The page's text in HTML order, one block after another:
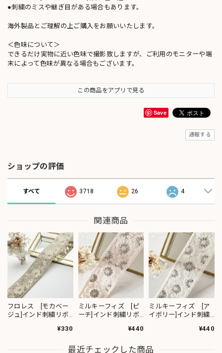
●刺繍のミスや継ぎ目がある場合もあります。
海外製品とご理解の上ご購入をお願いいたします。
＜色味について＞
できるだけ実物に近い色味で撮影致しますが、ご利用のモニターや端
末によって色味が異なる場合もございます。
この商品をアプリで見る
Save
通報する
ショップの評価
すべて 3718 26 4
関連商品
フロレス [モカベー
ジュ]インド刺繍リボ
¥330
ミルキーフィズ [ピ
ーチ]インド刺繍リボ
¥440
ミルキーフィズ [ア
イボリー]インド刺繍
¥440
最近チェックした商品